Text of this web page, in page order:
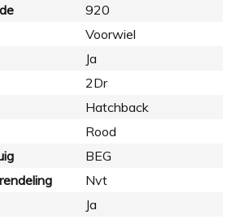
920
Voorwiel
Ja
2Dr
Hatchback
Rood
BEG
Nvt
Ja